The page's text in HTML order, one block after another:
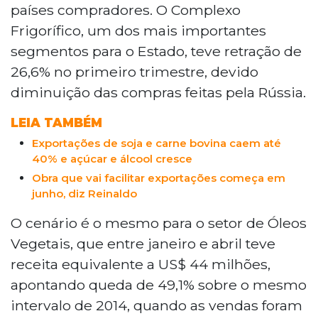
países compradores. O Complexo
Frigorífico, um dos mais importantes
segmentos para o Estado, teve retração de
26,6% no primeiro trimestre, devido
diminuição das compras feitas pela Rússia.
LEIA TAMBÉM
Exportações de soja e carne bovina caem até
40% e açúcar e álcool cresce
Obra que vai facilitar exportações começa em
junho, diz Reinaldo
O cenário é o mesmo para o setor de Óleos
Vegetais, que entre janeiro e abril teve
receita equivalente a US$ 44 milhões,
apontando queda de 49,1% sobre o mesmo
intervalo de 2014, quando as vendas foram